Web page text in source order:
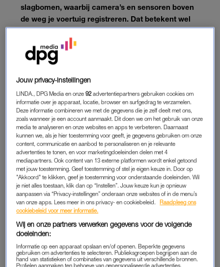
slagbomen, waarbij camera’s en sensoren boven
de weg je voertuig registreren. Dat betekent wel
dat je zelf moet opletten. Je hebt 72 uur de tijd om
de tol online of bij een betaalpunt te betalen.
Vergeet je dat, dan volgt automatisch een boete
van 68 euro.
Geen zin om dit in de gaten te houden? Dan is een
tolbadge een handige oplossing. Die koppel je aan je
kenteken, zodat je bij het passeren automatisch betaalt.
Je kunt gewoon doorrijden; de rest gaat vanzelf. Een
tolbadge kun je eenvoudig bestellen via de ANWB.
CARPOOLSTROOK
Rij je alleen op de carpoolstrook? Dan riskeer je
een boete. Om gebruik te mogen maken van de
carpoolstrook moeten er minimaal twee personen
in de auto zitten. De Franse overheid wil
carpoolen enmilieuvriendelijk reizenstimuleren.
Daarom zijn er op steeds meer plekken speciale
rijstroken voor carpoolers, vooral rond grote
steden.
Jouw privacy-instellingen
LINDA., DPG Media en onze92 advertentiepartners gebruiken cookies om
informatie over je apparaat, locatie, browser en surfgedrag te verzamelen.
Deze informatie combineren we met de gegevens die je zelf deelt met ons,
zoals wanneer je een account aanmaakt. Dit doen we om het gebruik van onze
media te analyseren en onze websites en apps te verbeteren. Daarnaast
kunnen we, als je hier toestemming voor geeft, je gegevens gebruiken om onze
content, communicatie en aanbod te personaliseren en je relevante
advertenties te tonen, en voor marketingdoeleinden delen met 4
mediapartners. Ook content van 13 externe platformen wordt enkel getoond
met jouw toestemming. Geef toestemming of stel je eigen keuze in. Door op
"Akkoord" te klikken, geef je toestemming voor onderstaande doeleinden. Wil
je niet alles toestaan, klik dan op “Instellen”. Jouw keuze kun je opnieuw
aanpassen via “Privacy-instellingen” onderaan onze websites of in de menu’s
van onze apps. Lees meer in ons privacy- en cookiebeleid.
Raadpleeg ons
cookiebeleid voor meer informatie.
Wij en onze partners verwerken gegevens voor de volgende
doeleinden:
Informatie op een apparaat opslaan en/of openen. Beperkte gegevens
gebruiken om advertenties te selecteren. Publieksgroepen begrijpen aan de
hand van statistieken of combinaties van gegevens uit verschillende bronnen.
Profielen aanmaken ten behoeve van gepersonaliseerde advertenties.